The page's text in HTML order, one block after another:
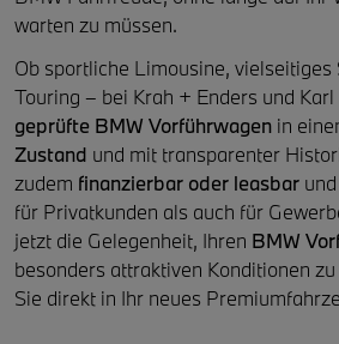
warten zu müssen.
Ob sportliche Limousine,
Touring – bei Krah + Enders und
geprüfte BMW Vorführwagen in
Zustand und mit transparenter
zudem finanzierbar oder leasbar
für Privatkunden als auch für
jetzt die Gelegenheit, Ihren BMW
besonders attraktiven Konditionen
Sie direkt in Ihr neues